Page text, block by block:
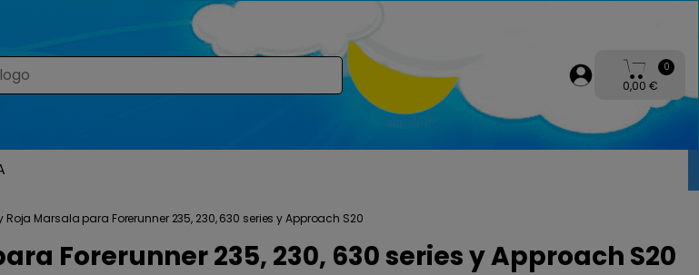
0
0,00 €
Roja Marsala para Forerunner 235, 230, 630 series y Approach S20
Forerunner 235, 230, 630 series y Approach S20